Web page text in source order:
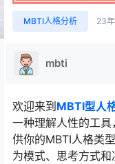
MBTI人格分析 23
mbti
欢迎来到MBTI型人
一种理解人性的工
供你的MBTI人格类
为模式、思考方式和